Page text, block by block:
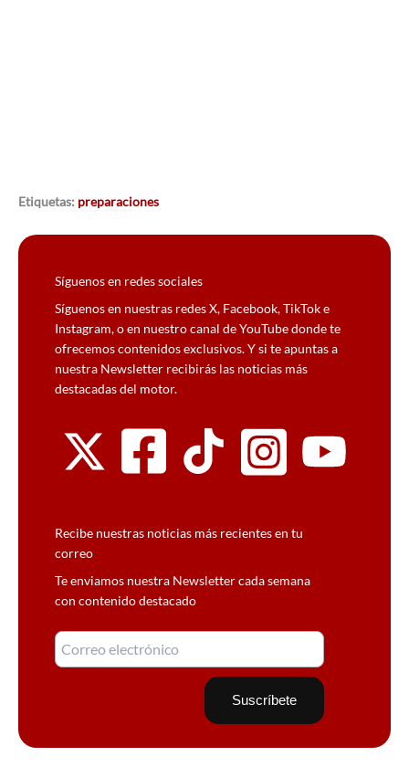
Etiquetas: preparaciones
Síguenos en redes sociales
Síguenos en nuestras redes X, Facebook, TikTok e
Instagram, o en nuestro canal de YouTube donde te
ofrecemos contenidos exclusivos. Y si te apuntas a
nuestra Newsletter recibirás las noticias más
destacadas del motor.
Recibe nuestras noticias más recientes en tu
correo
Te enviamos nuestra Newsletter cada semana
con contenido destacado